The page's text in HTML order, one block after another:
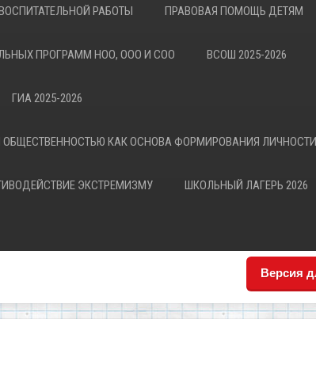
РАБОТЫ ПРАВОВАЯ ПОМОЩЬ ДЕТЯМ
ПРОГРАММ НОО, ООО И СОО ВСОШ 2025-2026
ГИА 2025-2026
КАК ОСНОВА ФОРМИРОВАНИЯ
ЭКСТРЕМИЗМУ ШКОЛЬНЫЙ ЛАГЕРЬ 2026
Версия